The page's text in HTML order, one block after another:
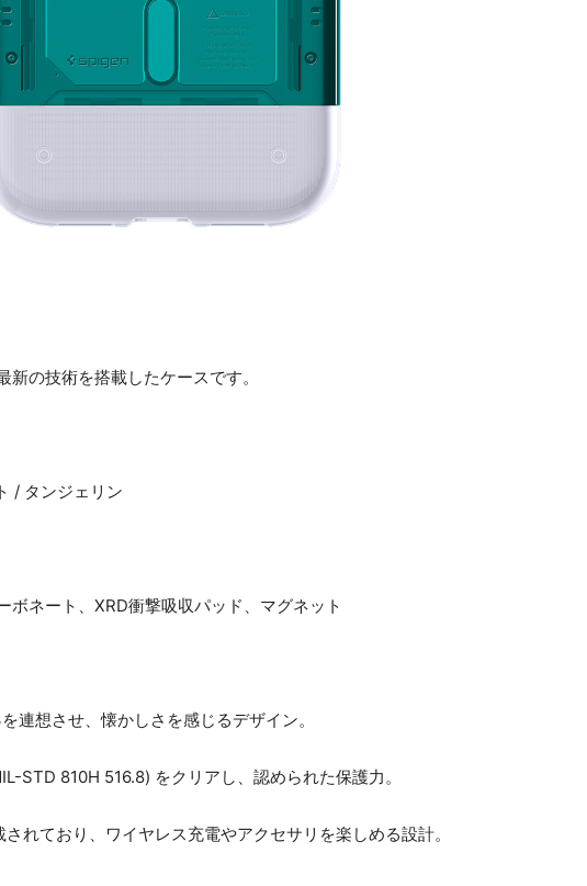
の技術を搭載したケースです。
/ タンジェリン
ボネート、XRD衝撃吸収パッド、マグネット
連想させ、懐かしさを感じるデザイン。
STD 810H 516.8) をクリアし、認められた保護力。
れており、ワイヤレス充電やアクセサリを楽しめる設計。